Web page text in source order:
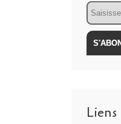
Email
Liens